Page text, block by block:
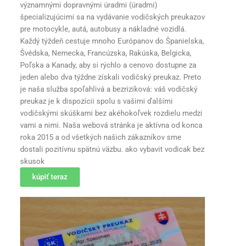
významnými dopravnými úradmi (úradmi)
špecializujúcimi sa na vydávanie vodičských preukazov
pre motocykle, autá, autobusy a nákladné vozidlá.
Každý týždeň cestuje mnoho Európanov do Španielska,
Švédska, Nemecka, Francúzska, Rakúska, Belgicka,
Poľska a Kanady, aby si rýchlo a cenovo dostupne za
jeden alebo dva týždne získali vodičský preukaz. Preto
je naša služba spoľahlivá a bezriziková: váš vodičský
preukaz je k dispozícii spolu s vašimi ďalšími
vodičskými skúškami bez akéhokoľvek rozdielu medzi
vami a nimi. Naša webová stránka je aktívna od konca
roka 2015 a od všetkých našich zákazníkov sme
dostali pozitívnu spätnú väzbu. ako vybavit vodicak bez
skusok
kúpiť teraz